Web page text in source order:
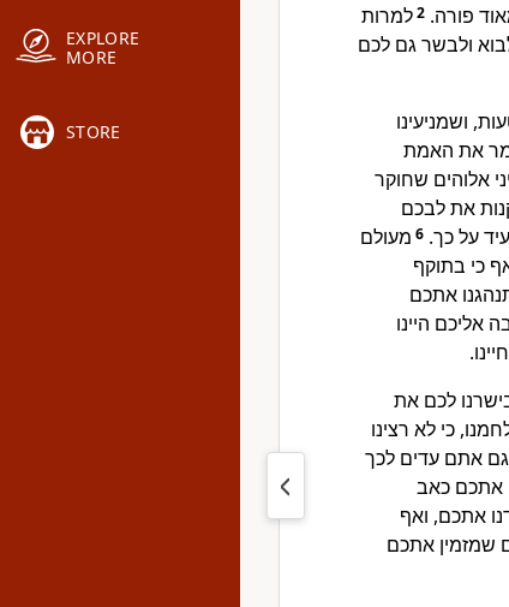
EXPLORE
MORE
STORE
פורה.2למרות
ולבשר גם לכם
ושמניעינו
את האמת
אלוהים שחוקר
את לבכם
על כך.6 מעולם
כי בתוקף
אתכם
אליכם היינו
לכם את
כי לא רצינו
אתם עדים לכך
אתכם כאב
אתכם, ואף
שמזמין אתכם